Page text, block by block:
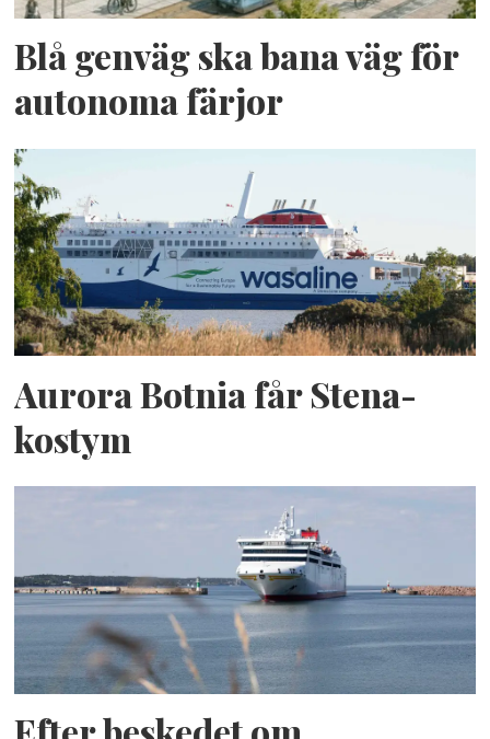
Blå genväg ska bana väg för
autonoma färjor
Aurora Botnia får Stena-
kostym